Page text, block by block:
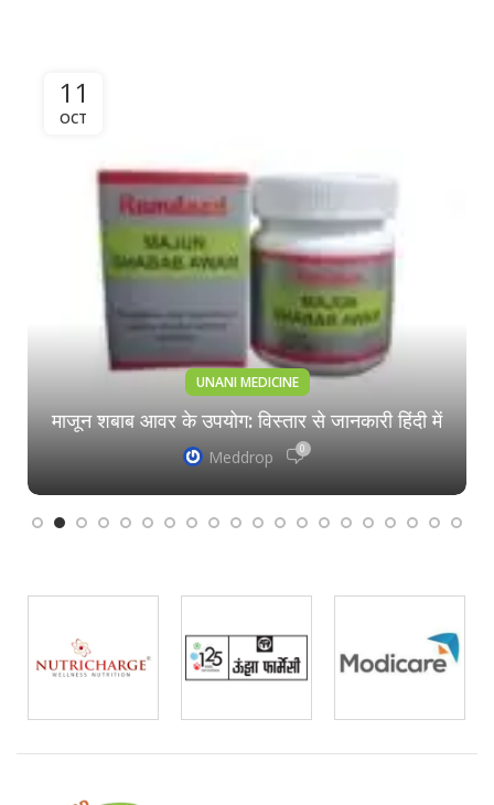
11
OCT
UNANI MEDICINE
माजून शबाब आवर के उपयोग: विस्तार से जानकारी हिंदी में
Meddrop 0